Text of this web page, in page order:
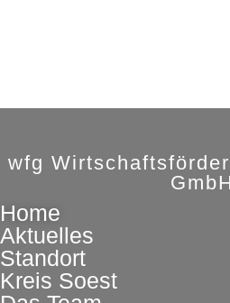
wfg
GmbH
Home
Aktuelles
Standort
Kreis Soest